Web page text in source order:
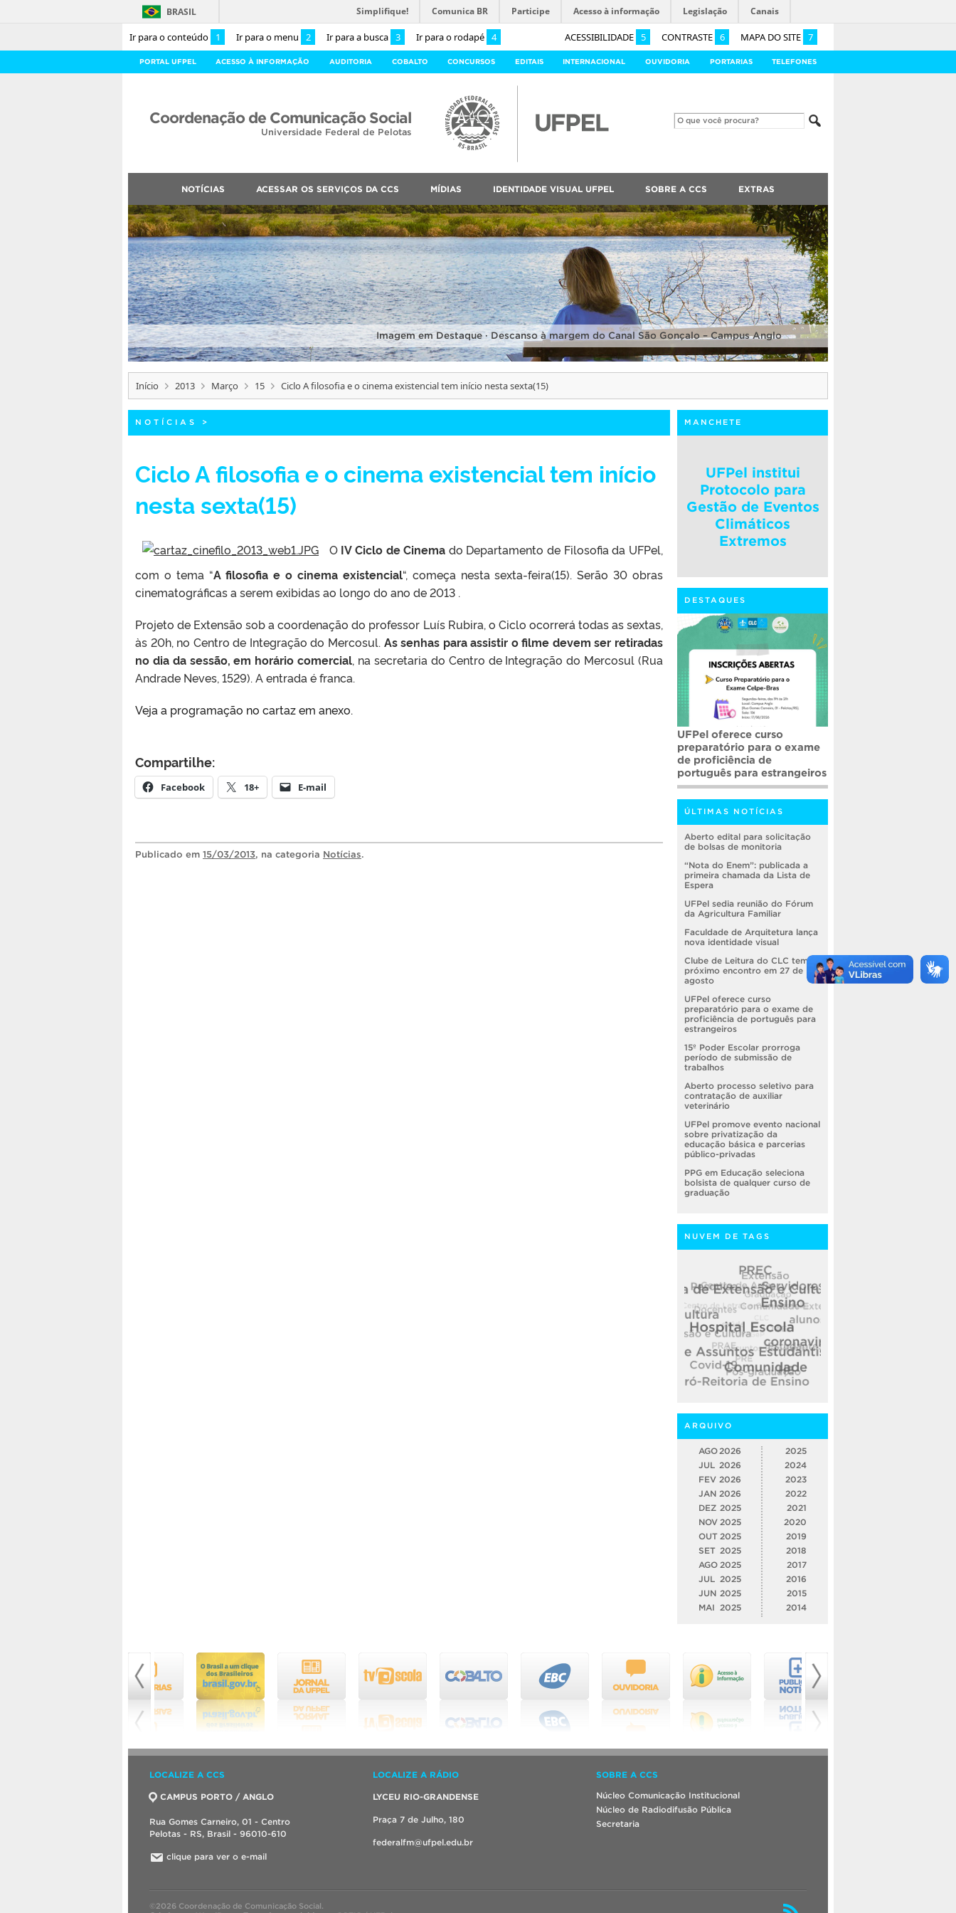
Ir para o conteúdo 1 Ir para o menu 2 Ir para a busca 3 Ir para o rodapé 4 ACESSIBILIDADE 5 CONTRASTE 6 MAPA DO SITE 7
BRASIL Simplifique! Comunica BR Participe Acesso à informação Legislação Canais
PORTAL UFPEL ACESSO À INFORMAÇÃO AUDITORIA COBALTO CONCURSOS EDITAIS INTERNACIONAL OUVIDORIA PORTARIAS TELEFONES
Coordenação de Comunicação Social
Universidade Federal de Pelotas
NOTÍCIAS ACESSAR OS SERVIÇOS DA CCS MÍDIAS IDENTIDADE VISUAL UFPEL SOBRE A CCS EXTRAS
Imagem em Destaque · Descanso à margem do Canal São Gonçalo – Campus Anglo
Início 2013 Março 15 Ciclo A filosofia e o cinema existencial tem início nesta sexta(15)
NOTÍCIAS >
Ciclo A filosofia e o cinema existencial tem início
nesta sexta(15)
O IV Ciclo de Cinema do Departamento de Filosofia da UFPel,
com o tema “A filosofia e o cinema existencial“, começa nesta sexta-feira(15). Serão 30 obras
cinematográficas a serem exibidas ao longo do ano de 2013 .
Projeto de Extensão sob a coordenação do professor Luís Rubira, o Ciclo ocorrerá todas as sextas,
às 20h, no Centro de Integração do Mercosul. As senhas para assistir o filme devem ser retiradas
no dia da sessão, em horário comercial, na secretaria do Centro de Integração do Mercosul (Rua
Andrade Neves, 1529). A entrada é franca.
Veja a programação no cartaz em anexo.
Compartilhe:
Facebook 18+ E-mail
Publicado em 15/03/2013, na categoria Notícias.
MANCHETE
UFPel institui
Protocolo para
Gestão de Eventos
Climáticos
Extremos
DESTAQUES
UFPel oferece curso
preparatório para o exame
de proficiência de
português para estrangeiros
ÚLTIMAS NOTÍCIAS
Aberto edital para solicitação
de bolsas de monitoria
“Nota do Enem”: publicada a
primeira chamada da Lista de
Espera
UFPel sedia reunião do Fórum
da Agricultura Familiar
Faculdade de Arquitetura lança
nova identidade visual
Clube de Leitura do CLC tem
próximo encontro em 27 de
agosto
UFPel oferece curso
preparatório para o exame de
proficiência de português para
estrangeiros
15º Poder Escolar prorroga
período de submissão de
trabalhos
Aberto processo seletivo para
contratação de auxiliar
veterinário
UFPel promove evento nacional
sobre privatização da
educação básica e parcerias
público-privadas
PPG em Educação seleciona
bolsista de qualquer curso de
graduação
NUVEM DE TAGS
ARQUIVO
AGO 2026
JUL 2026
FEV 2026
JAN 2026
DEZ 2025
NOV 2025
OUT 2025
SET 2025
AGO 2025
JUL
2025
JUN 2025
MAI
2025
2025
2024
2023
2022
2021
2020
2019
2018
2017
2016
2015
2014
LOCALIZE A CCS
CAMPUS PORTO / ANGLO
Rua Gomes Carneiro, 01 - Centro
Pelotas - RS, Brasil - 96010-610
clique para ver o e-mail
LOCALIZE A RÁDIO
LYCEU RIO-GRANDENSE
Praça 7 de Julho, 180
federalfm@ufpel.edu.br
SOBRE A CCS
Núcleo Comunicação Institucional
Núcleo de Radiodifusão Pública
Secretaria
©2026 Coordenação de Comunicação Social.